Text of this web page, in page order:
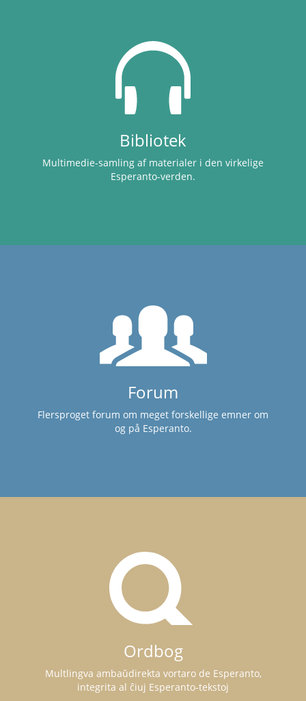
Bibliotek
Multimedie-samling af materialer i den virkelige
Esperanto-verden.
Forum
Flersproget forum om meget forskellige emner om
og på Esperanto.
Ordbog
Multlingva ambaŭdirekta vortaro de Esperanto,
integrita al ĉiuj Esperanto-tekstoj